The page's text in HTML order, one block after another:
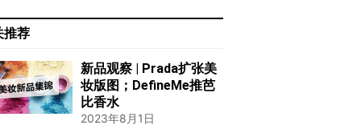
推荐
新品观察 | Prada扩张美
妆版图；DefineMe推芭
比香水
2023年8月1日